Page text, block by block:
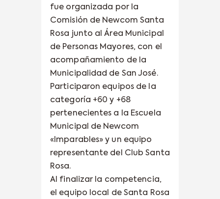
fue organizada por la
Comisión de Newcom Santa
Rosa junto al Área Municipal
de Personas Mayores, con el
acompañamiento de la
Municipalidad de San José.
Participaron equipos de la
categoría +60 y +68
pertenecientes a la Escuela
Municipal de Newcom
«Imparables» y un equipo
representante del Club Santa
Rosa.
Al finalizar la competencia,
el equipo local de Santa Rosa